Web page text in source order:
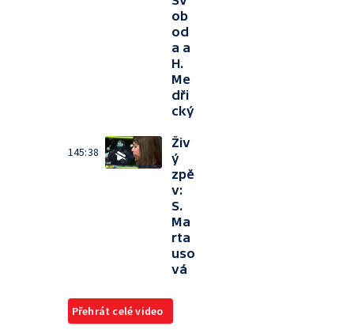
ob
od
a a
H.
Me
dři
cký
145:38
Živ
ý
zpě
v:
S.
Ma
rta
uso
vá
Přehrát celé video